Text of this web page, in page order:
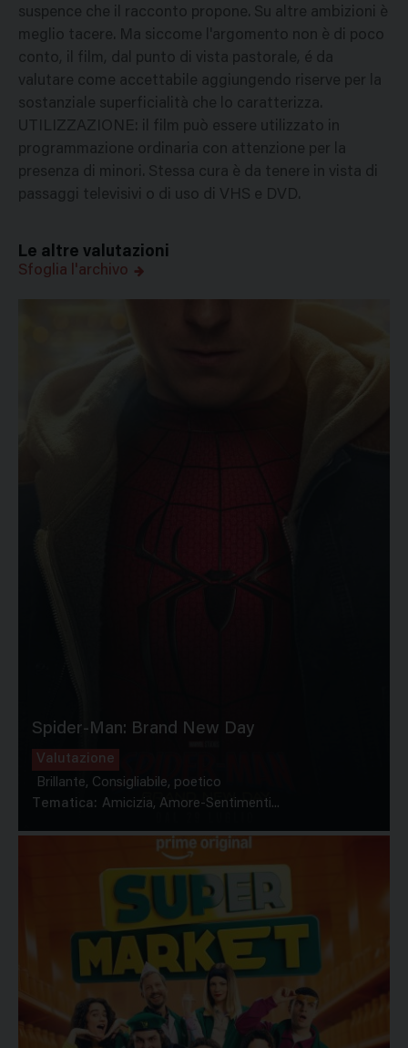
suspence che il racconto propone. Su altre ambizioni è
meglio tacere. Ma siccome l'argomento non è di poco
conto, il film, dal punto di vista pastorale, é da
valutare come accettabile aggiungendo riserve per la
sostanziale superficialità che lo caratterizza.
UTILIZZAZIONE: il film può essere utilizzato in
programmazione ordinaria con attenzione per la
presenza di minori. Stessa cura è da tenere in vista di
passaggi televisivi o di uso di VHS e DVD.
Le altre valutazioni
Sfoglia l'archivo
Spider-Man: Brand New Day
Valutazione
Brillante, Consigliabile, poetico
Tematica: Amicizia, Amore-Sentimenti...